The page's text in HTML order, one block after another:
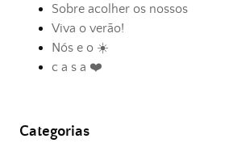
Sobre acolher os nossos
Viva o verão!
Nós e o ☀️
c a s a ❤️
Categorias